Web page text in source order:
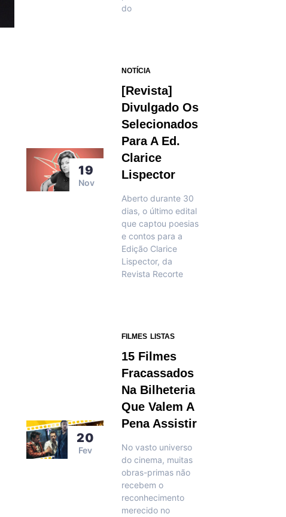
do
19
Nov
NOTÍCIA
[Revista]
Divulgado Os
Selecionados
Para A Ed.
Clarice
Lispector
Aberto durante 30
dias, o último edital
que captou poesias
e contos para a
Edição Clarice
Lispector, da
Revista Recorte
20
Fev
FILMES LISTAS
15 Filmes
Fracassados
Na Bilheteria
Que Valem A
Pena Assistir
No vasto universo
do cinema, muitas
obras-primas não
recebem o
reconhecimento
merecido no